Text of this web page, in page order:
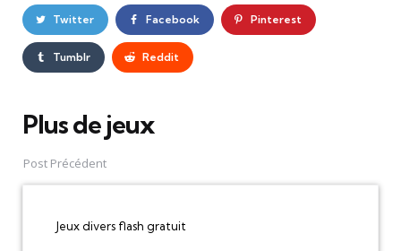
Twitter Facebook Pinterest
Tumblr Reddit
Plus de jeux
Post
navigation
Post Précédent
Jeux divers flash gratuit